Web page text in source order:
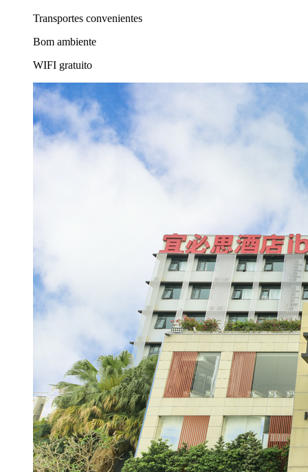
Transportes convenientes
Bom ambiente
WIFI gratuito